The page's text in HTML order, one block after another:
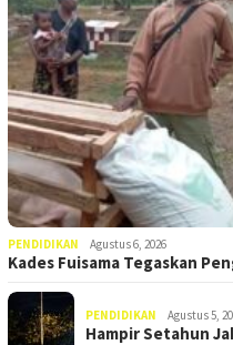
PENDIDIKAN Agustus 6, 2026
Kades Fuisama Tegaskan
PENDIDIKAN Agustus 5,
Hampir Setahun